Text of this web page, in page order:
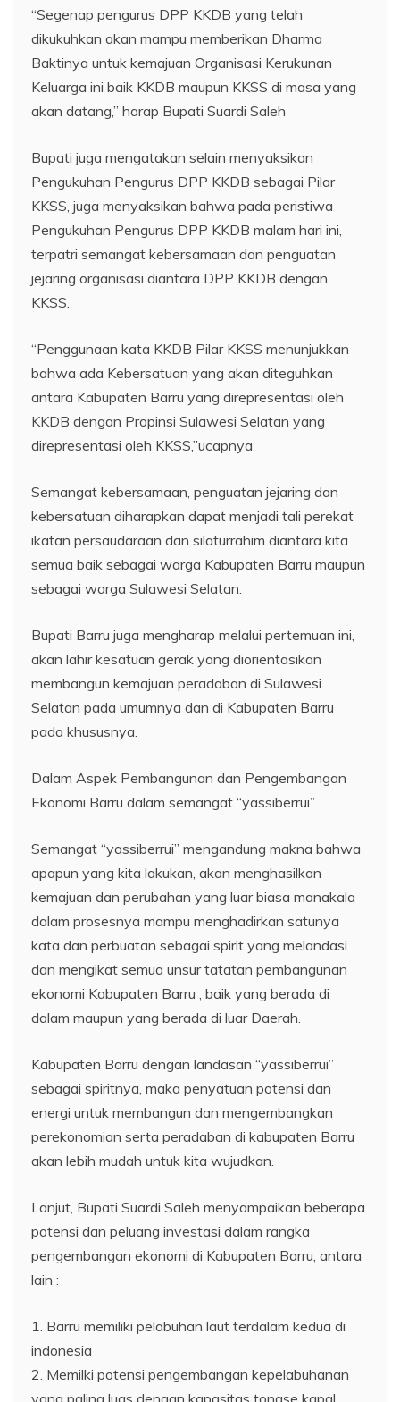
“Segenap pengurus DPP KKDB yang telah
dikukuhkan akan mampu memberikan Dharma
Baktinya untuk kemajuan Organisasi Kerukunan
Keluarga ini baik KKDB maupun KKSS di masa yang
akan datang,” harap Bupati Suardi Saleh
Bupati juga mengatakan selain menyaksikan
Pengukuhan Pengurus DPP KKDB sebagai Pilar
KKSS, juga menyaksikan bahwa pada peristiwa
Pengukuhan Pengurus DPP KKDB malam hari ini,
terpatri semangat kebersamaan dan penguatan
jejaring organisasi diantara DPP KKDB dengan
KKSS.
“Penggunaan kata KKDB Pilar KKSS menunjukkan
bahwa ada Kebersatuan yang akan diteguhkan
antara Kabupaten Barru yang direpresentasi oleh
KKDB dengan Propinsi Sulawesi Selatan yang
direpresentasi oleh KKSS,”ucapnya
Semangat kebersamaan, penguatan jejaring dan
kebersatuan diharapkan dapat menjadi tali perekat
ikatan persaudaraan dan silaturrahim diantara kita
semua baik sebagai warga Kabupaten Barru maupun
sebagai warga Sulawesi Selatan.
Bupati Barru juga mengharap melalui pertemuan ini,
akan lahir kesatuan gerak yang diorientasikan
membangun kemajuan peradaban di Sulawesi
Selatan pada umumnya dan di Kabupaten Barru
pada khususnya.
Dalam Aspek Pembangunan dan Pengembangan
Ekonomi Barru dalam semangat “yassiberrui”.
Semangat “yassiberrui” mengandung makna bahwa
apapun yang kita lakukan, akan menghasilkan
kemajuan dan perubahan yang luar biasa manakala
dalam prosesnya mampu menghadirkan satunya
kata dan perbuatan sebagai spirit yang melandasi
dan mengikat semua unsur tatatan pembangunan
ekonomi Kabupaten Barru , baik yang berada di
dalam maupun yang berada di luar Daerah.
Kabupaten Barru dengan landasan “yassiberrui”
sebagai spiritnya, maka penyatuan potensi dan
energi untuk membangun dan mengembangkan
perekonomian serta peradaban di kabupaten Barru
akan lebih mudah untuk kita wujudkan.
Lanjut, Bupati Suardi Saleh menyampaikan beberapa
potensi dan peluang investasi dalam rangka
pengembangan ekonomi di Kabupaten Barru, antara
lain :
1. Barru memiliki pelabuhan laut terdalam kedua di
indonesia
2. Memilki potensi pengembangan kepelabuhanan
yang paling luas dengan kapasitas tonase kapal